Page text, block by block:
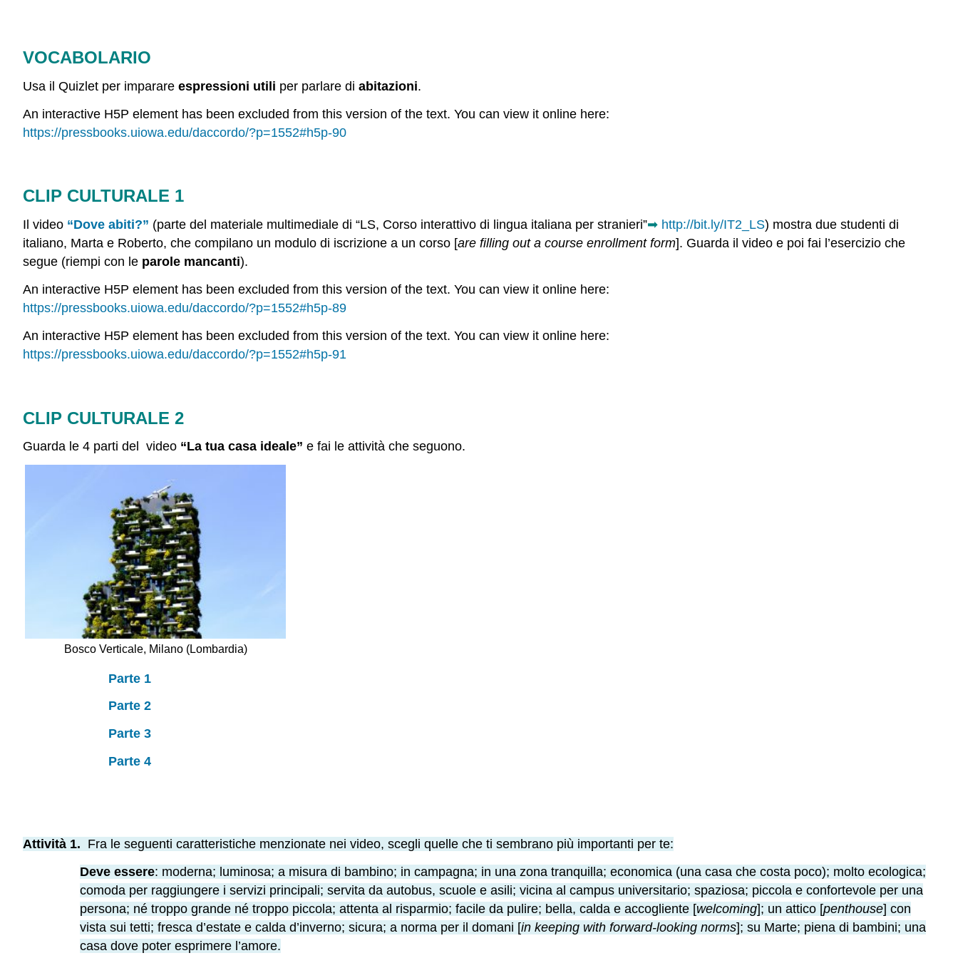
VOCABOLARIO
Usa il Quizlet per imparare espressioni utili per parlare di abitazioni.
An interactive H5P element has been excluded from this version of the text. You can view it online here:
https://pressbooks.uiowa.edu/daccordo/?p=1552#h5p-90
CLIP CULTURALE 1
Il video “Dove abiti?” (parte del materiale multimediale di “LS, Corso interattivo di lingua italiana per stranieri”➡ http://bit.ly/IT2_LS) mostra due studenti di
italiano, Marta e Roberto, che compilano un modulo di iscrizione a un corso [are filling out a course enrollment form]. Guarda il video e poi fai l’esercizio che
segue (riempi con le parole mancanti).
An interactive H5P element has been excluded from this version of the text. You can view it online here:
https://pressbooks.uiowa.edu/daccordo/?p=1552#h5p-89
An interactive H5P element has been excluded from this version of the text. You can view it online here:
https://pressbooks.uiowa.edu/daccordo/?p=1552#h5p-91
CLIP CULTURALE 2
Guarda le 4 parti del video “La tua casa ideale” e fai le attività che seguono.
Bosco Verticale, Milano (Lombardia)
Parte 1
Parte 2
Parte 3
Parte 4
Attività 1. Fra le seguenti caratteristiche menzionate nei video, scegli quelle che ti sembrano più importanti per te:
Deve essere: moderna; luminosa; a misura di bambino; in campagna; in una zona tranquilla; economica (una casa che costa poco); molto ecologica;
comoda per raggiungere i servizi principali; servita da autobus, scuole e asili; vicina al campus universitario; spaziosa; piccola e confortevole per una
persona; né troppo grande né troppo piccola; attenta al risparmio; facile da pulire; bella, calda e accogliente [welcoming]; un attico [penthouse] con
vista sui tetti; fresca d’estate e calda d’inverno; sicura; a norma per il domani [in keeping with forward-looking norms]; su Marte; piena di bambini; una
casa dove poter esprimere l’amore.